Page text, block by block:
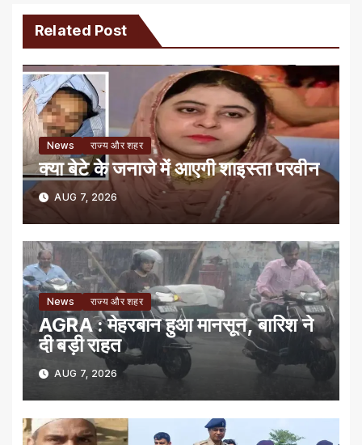
Related Post
News राज्य और शहर
क्या बेटे के जनाजे में आएगी शाइस्ता परवीन
AUG 7, 2026
News राज्य और शहर
AGRA : मेहरबान हुआ मानसून, बारिश ने
दी बड़ी राहत
AUG 7, 2026